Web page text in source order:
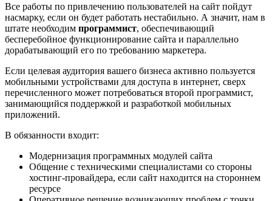
Все работы по привлечению пользователей на сайт пойдут
насмарку, если он будет работать нестабильно. А значит, нам в
штате необходим программист, обеспечивающий
бесперебойное функционирование сайта и параллельно
дорабатывающий его по требованию маркетера.
Если целевая аудитория вашего бизнеса активно пользуется
мобильными устройствами для доступа в интернет, сверх
перечисленного может потребоваться второй программист,
занимающийся поддержкой и разработкой мобильных
приложений.
В обязанности входит:
Модернизация программных модулей сайта
Общение с техническими специалистами со стороны
хостинг-провайдера, если сайт находится на стороннем
ресурсе